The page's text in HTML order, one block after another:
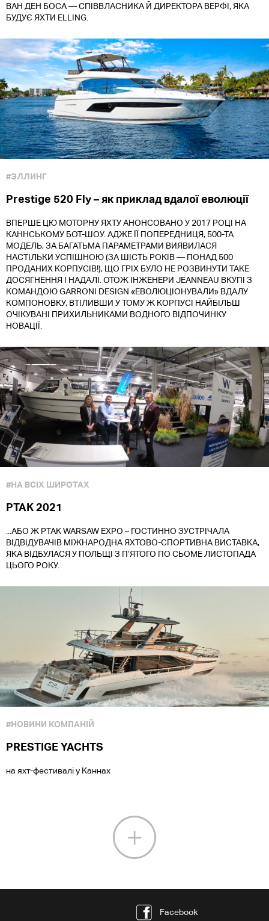
ВАН ДЕН БОСА — СПІВВЛАСНИКА Й ДИРЕКТОРА ВЕРФІ, ЯКА
БУДУЄ ЯХТИ ELLING.
#ЭЛЛИНГ
Prestige 520 Fly – як приклад вдалої еволюції
ВПЕРШЕ ЦЮ МОТОРНУ ЯХТУ АНОНСОВАНО У 2017 РОЦІ НА
КАННСЬКОМУ БОТ-ШОУ. АДЖЕ ЇЇ ПОПЕРЕДНИЦЯ, 500-ТА
МОДЕЛЬ, ЗА БАГАТЬМА ПАРАМЕТРАМИ ВИЯВИЛАСЯ
НАСТІЛЬКИ УСПІШНОЮ (ЗА ШІСТЬ РОКІВ — ПОНАД 500
ПРОДАНИХ КОРПУСІВ!), ЩО ГРІХ БУЛО НЕ РОЗВИНУТИ ТАКЕ
ДОСЯГНЕННЯ І НАДАЛІ. ОТОЖ ІНЖЕНЕРИ JEANNEAU ВКУПІ З
КОМАНДОЮ GARRONI DESIGN «ЕВОЛЮЦІОНУВАЛИ» ВДАЛУ
КОМПОНОВКУ, ВТІЛИВШИ У ТОМУ Ж КОРПУСІ НАЙБІЛЬШ
ОЧІКУВАНІ ПРИХИЛЬНИКАМИ ВОДНОГО ВІДПОЧИНКУ
НОВАЦІЇ.
#НА ВСІХ ШИРОТАХ
PTAK 2021
...АБО Ж PTAK WARSAW EXPO – ГОСТИННО ЗУСТРІЧАЛА
ВІДВІДУВАЧІВ МІЖНАРОДНА ЯХТОВО-СПОРТИВНА ВИСТАВКА,
ЯКА ВІДБУЛАСЯ У ПОЛЬЩІ З П’ЯТОГО ПО СЬОМЕ ЛИСТОПАДА
ЦЬОГО РОКУ.
#НОВИНИ КОМПАНІЙ
PRESTIGE YACHTS
на яхт-фестивалі у Каннах
Facebook